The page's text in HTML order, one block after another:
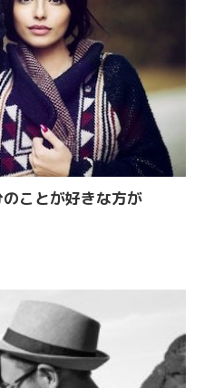
ことが好きな方が